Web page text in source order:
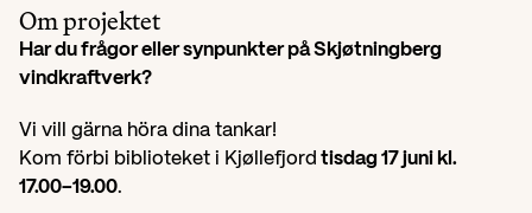
Om projektet
Har du frågor eller synpunkter på Skjøtningberg
vindkraftverk?
Vi vill gärna höra dina tankar!
Kom förbi biblioteket i Kjøllefjord tisdag 17 juni kl.
17.00–19.00.